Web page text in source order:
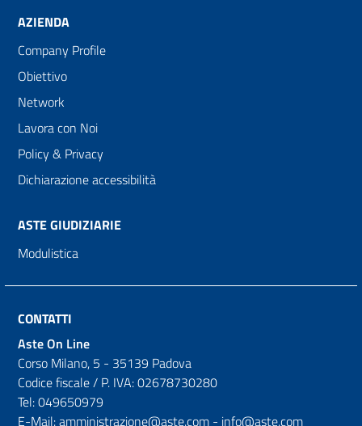
AZIENDA
Company Profile
Obiettivo
Network
Lavora con Noi
Policy & Privacy
Dichiarazione accessibilità
ASTE GIUDIZIARIE
Modulistica
CONTATTI
Aste On Line
Corso Milano, 5 - 35139 Padova
Codice fiscale / P. IVA: 02678730280
Tel: 049650979
E-Mail: amministrazione@aste.com - info@aste.com